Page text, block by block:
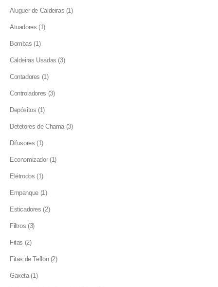
Aluguer de Caldeiras 11
Atuadores 11
Bombas 11
Caldeiras Usadas 33
Contadores 11
Controladores 33
Depósitos 11
Detetores de Chama 33
Difusores 11
Economizador 11
Elétrodos 11
Empanque 11
Esticadores 22
Filtros 33
Fitas 22
Fitas de Teflon 22
Gaxeta 11